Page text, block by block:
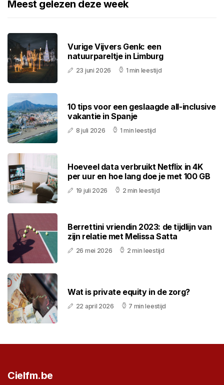
Meest gelezen deze week
Vurige Vijvers Genk: een
natuurpareltje in Limburg
23 juni 2026 1 min leestijd
10 tips voor een geslaagde all-inclusive
vakantie in Spanje
8 juli 2026 1 min leestijd
Hoeveel data verbruikt Netflix in 4K
per uur en hoe lang doe je met 100 GB
19 juli 2026 2 min leestijd
Berrettini vriendin 2023: de tijdlijn van
zijn relatie met Melissa Satta
26 mei 2026 2 min leestijd
Wat is private equity in de zorg?
22 april 2026 7 min leestijd
Cielfm.be